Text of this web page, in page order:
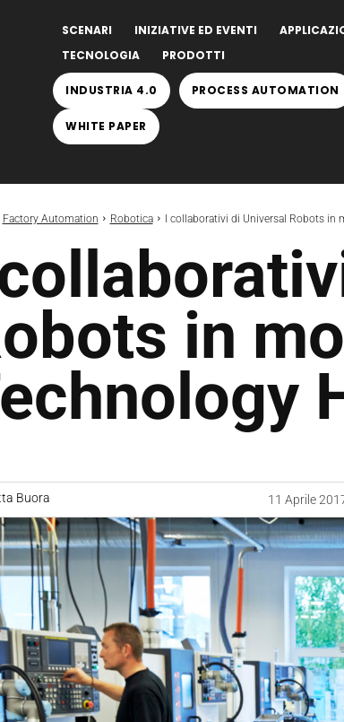
SCENARI INIZIATIVE ED EVENTI
TECNOLOGIA
PRODOTTI
INDUSTRIA 4.0 PROCESS AUTOMATION
WHITE PAPER
Factory Automation Robotica I collaborativi di Universal Robots in
in
Buora 11 Aprile